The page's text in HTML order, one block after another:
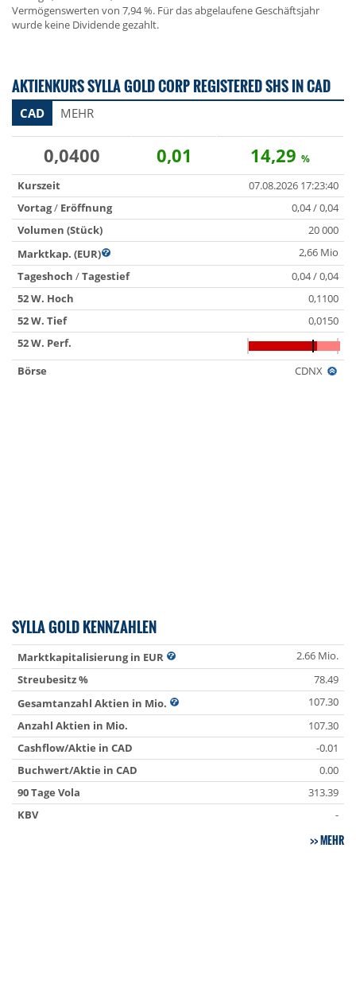
Vermögenswerten von 7,94 %. Für das abgelaufene Geschäftsjahr
wurde keine Dividende gezahlt.
AKTIENKURS SYLLA GOLD CORP REGISTERED SHS IN CAD
CAD MEHR
0,0400 0,01 14,29 %
Kurszeit
07.08.2026 17:23:40
Vortag/ Eröffnung
0,04 / 0,04
Volumen (Stück)
20 000
Marktkap. (EUR)
2,66 Mio
Tageshoch /Tagestief
0,04 / 0,04
52 W. Hoch
0,1100
52 W. Tief
0,0150
52 W. Perf.
Börse
CDNX
SYLLA GOLD KENNZAHLEN
Marktkapitalisierung in EUR
2.66 Mio.
Streubesitz %
78.49
Gesamtanzahl Aktien in Mio.
107.30
Anzahl Aktien in Mio.
107.30
Cashflow/Aktie in CAD
-0.01
Buchwert/Aktie in CAD
0.00
90 Tage Vola
313.39
KBV
-
MEHR